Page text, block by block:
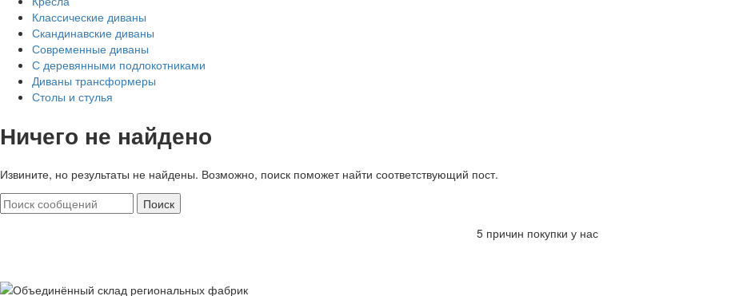
Классические диваны
Скандинавские диваны
Современные диваны
С деревянными подлокотниками
Диваны трансформеры
Столы и стулья
Ничего не найдено
Извините, но результаты не найдены. Возможно, поиск поможет найти соответствующий пост.
Поиск
5 причин покупки у нас